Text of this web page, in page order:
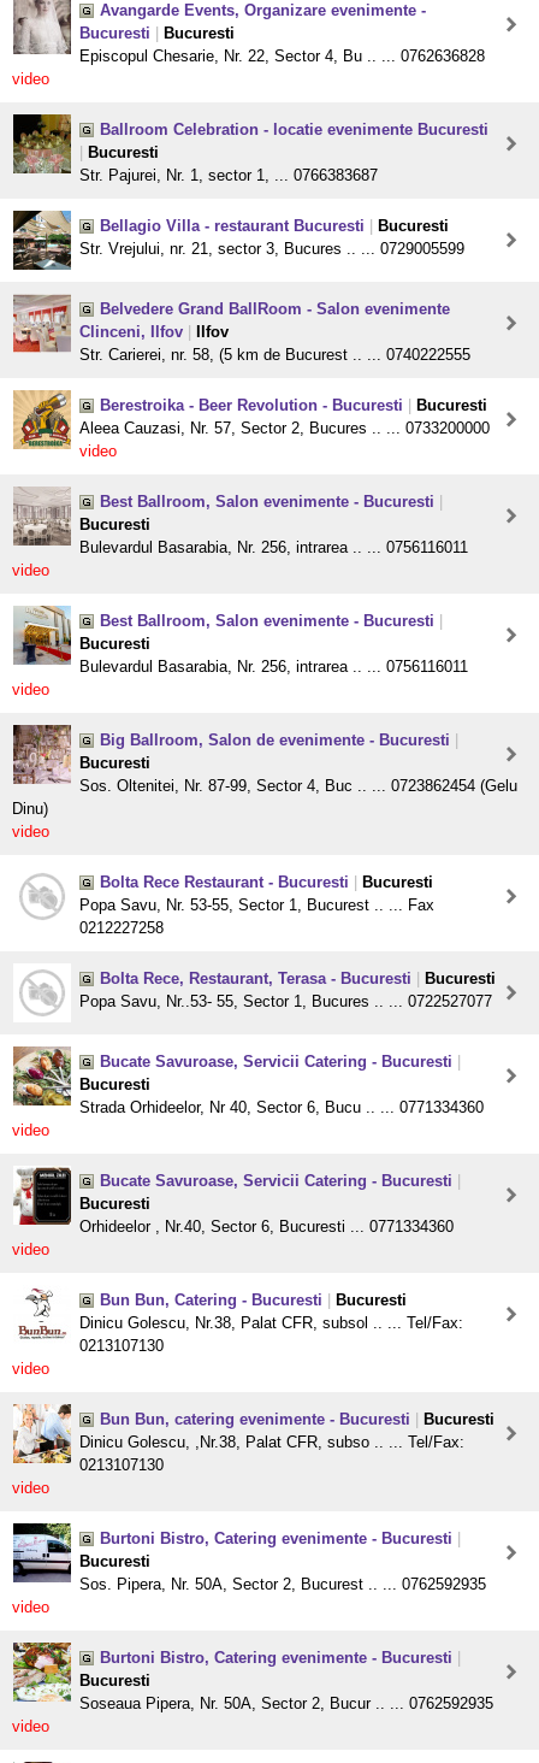
Avangarde Events, Organizare evenimente -
Bucuresti
Bucuresti
Episcopul Chesarie, Nr. 22, Sector 4, Bu .. ... 0762636828
video
Ballroom Celebration - locatie evenimente Bucuresti
Bucuresti
Str. Pajurei, Nr. 1, sector 1, ... 0766383687
Bellagio Villa - restaurant Bucuresti
Bucuresti
Str. Vrejului, nr. 21, sector 3, Bucures .. ... 0729005599
Belvedere Grand BallRoom - Salon evenimente
Clinceni, Ilfov
Ilfov
Str. Carierei, nr. 58, (5 km de Bucurest .. ... 0740222555
Berestroika - Beer Revolution - Bucuresti
Bucuresti
Aleea Cauzasi, Nr. 57, Sector 2, Bucures .. ... 0733200000
video
Best Ballroom, Salon evenimente - Bucuresti
Bucuresti
Bulevardul Basarabia, Nr. 256, intrarea .. ... 0756116011
video
Best Ballroom, Salon evenimente - Bucuresti
Bucuresti
Bulevardul Basarabia, Nr. 256, intrarea .. ... 0756116011
video
Big Ballroom, Salon de evenimente - Bucuresti
Bucuresti
Sos. Oltenitei, Nr. 87-99, Sector 4, Buc .. ... 0723862454 (Gelu
Dinu)
video
Bolta Rece Restaurant - Bucuresti
Bucuresti
Popa Savu, Nr. 53-55, Sector 1, Bucurest .. ... Fax
0212227258
Bolta Rece, Restaurant, Terasa - Bucuresti
Bucuresti
Popa Savu, Nr..53- 55, Sector 1, Bucures .. ... 0722527077
Bucate Savuroase, Servicii Catering - Bucuresti
Bucuresti
Strada Orhideelor, Nr 40, Sector 6, Bucu .. ... 0771334360
video
Bucate Savuroase, Servicii Catering - Bucuresti
Bucuresti
Orhideelor , Nr.40, Sector 6, Bucuresti ... 0771334360
video
Bun Bun, Catering - Bucuresti
Bucuresti
Dinicu Golescu, Nr.38, Palat CFR, subsol .. ... Tel/Fax:
0213107130
video
Bun Bun, catering evenimente - Bucuresti
Bucuresti
Dinicu Golescu, ,Nr.38, Palat CFR, subso .. ... Tel/Fax:
0213107130
video
Burtoni Bistro, Catering evenimente - Bucuresti
Bucuresti
Sos. Pipera, Nr. 50A, Sector 2, Bucurest .. ... 0762592935
video
Burtoni Bistro, Catering evenimente - Bucuresti
Bucuresti
Soseaua Pipera, Nr. 50A, Sector 2, Bucur .. ... 0762592935
video